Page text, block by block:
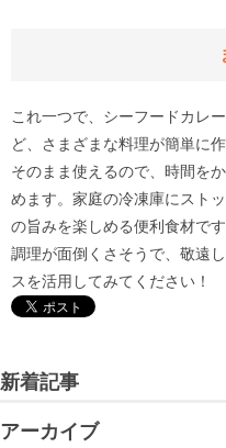
これ一つで、シーフードカレ
ど、さまざまな料理が簡単に
そのまま使えるので、時間を
めます。家庭の冷凍庫にスト
の旨みを楽しめる便利食材で
調理が面倒くさそうで、敬遠
スを活用してみてください！
新着記事
アーカイブ